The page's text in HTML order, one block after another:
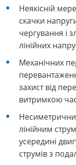
Неякісній
скачки
чергування і
лінійних
Механічних
захист від
витримкою
лінійним
усередині
струмів з